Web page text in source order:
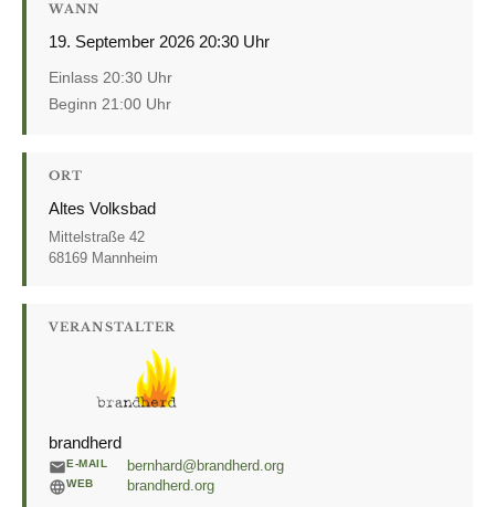
WANN
19. September 2026 20:30 Uhr
Einlass 20:30 Uhr
Beginn 21:00 Uhr
ORT
Altes Volksbad
Mittelstraße 42
68169 Mannheim
VERANSTALTER
brandherd
E-MAIL bernhard@brandherd.org
WEB brandherd.org